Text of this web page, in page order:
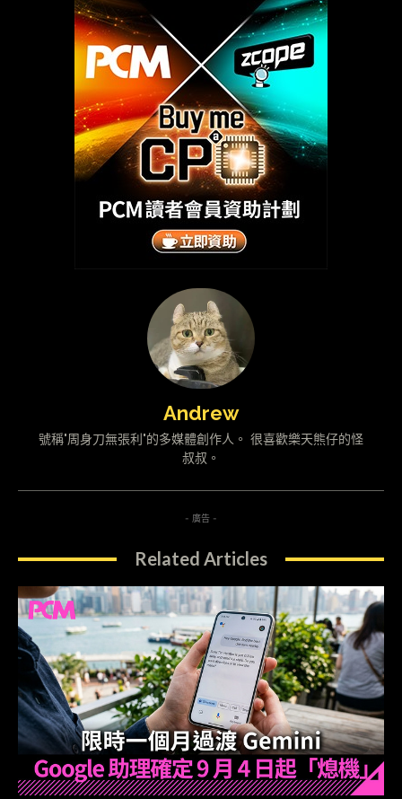
Andrew
號稱"周身刀無張利"的多媒體創作人。 很喜歡樂天熊仔的怪
叔叔。
- 廣告 -
Related Articles